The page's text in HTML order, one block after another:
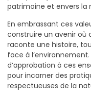
patrimoine et envers la
En embrassant ces
construire un avenir où
raconte une histoire,
face à
d’approbation à ces
pour incarner des
respectueuses de la